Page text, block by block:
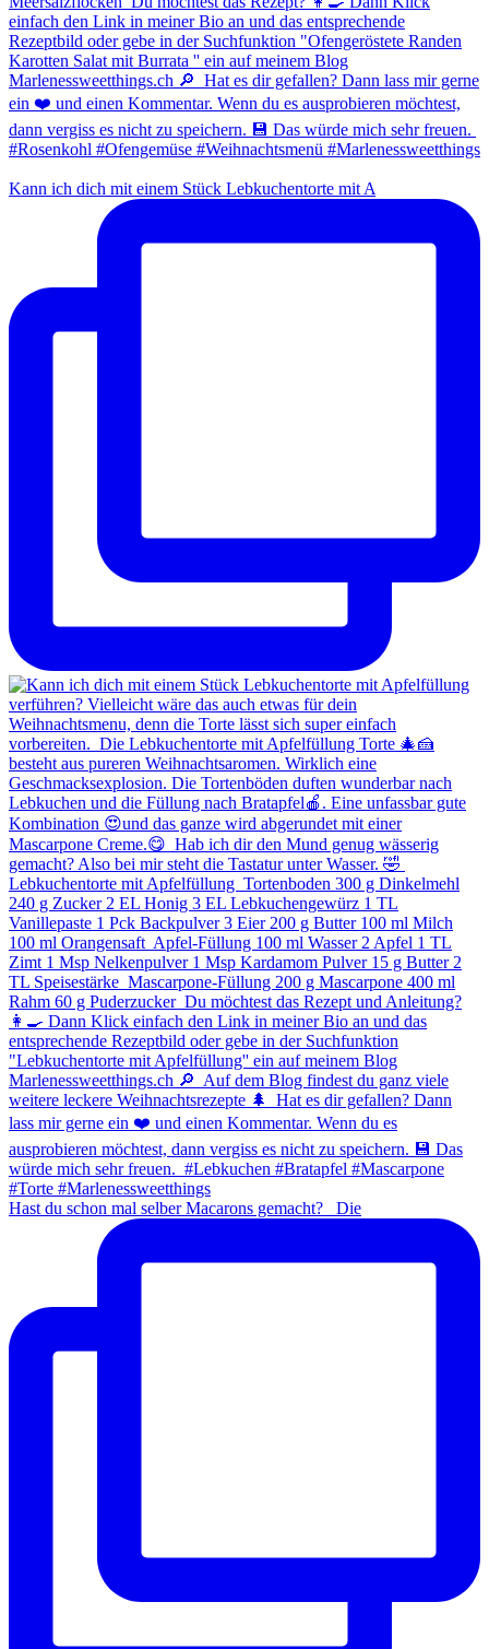
Kann ich dich mit einem Stück Lebkuchentorte mit A
Hast du schon mal selber Macarons gemacht? ⁠ ⁠ Die